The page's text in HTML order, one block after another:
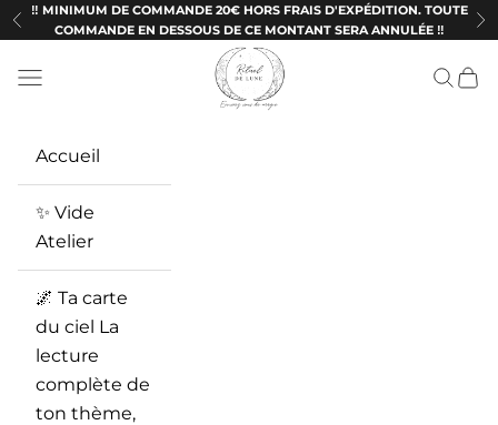
Passer au contenu
Précédent
‼️ MINIMUM DE COMMANDE 20€ HORS FRAIS D'EXPÉDITION. TOUTE
COMMANDE EN DESSOUS DE CE MONTANT SERA ANNULÉE ‼️
Ritueldelune
Menu
Accueil
✨ Vide
Atelier
🌌 Ta carte
du ciel La
lecture
complète de
ton thème,